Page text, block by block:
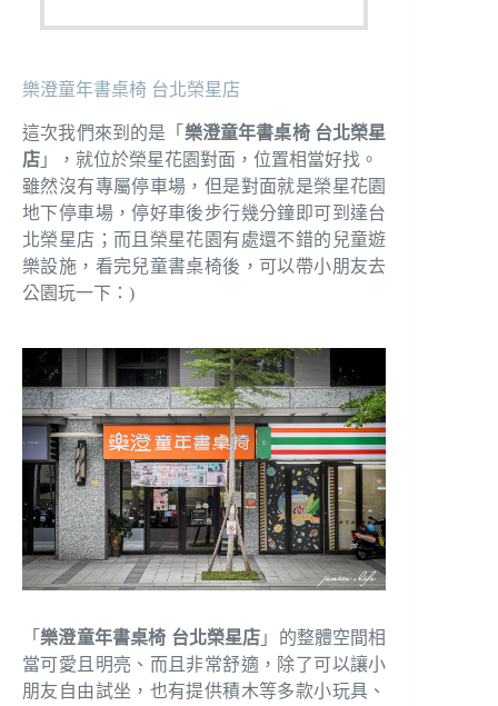
樂澄童年書桌椅 台北榮星店
這次我們來到的是「 樂澄童年書桌椅 台北榮星
店 」，就位於榮星花園對面，位置相當好找。
雖然沒有專屬停車場，但是對面就是榮星花園
地下停車場，停好車後步行幾分鐘即可到達台
北榮星店；而且榮星花園有處還不錯的兒童遊
樂設施，看完兒童書桌椅後，可以帶小朋友去
公園玩一下：)
「樂澄童年書桌椅 台北榮星店 」的整體空間相
當可愛且明亮、而且非常舒適，除了可以讓小
朋友自由試坐，也有提供積木等多款小玩具、